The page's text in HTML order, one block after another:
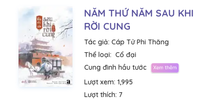
NĂM THỨ NĂM SAU KHI
RỜI CUNG
Tác giả: Cáp Tử Phi Thăng
Thể loại: Cổ đại
Cung đình hầu tước
Lượt xem: 1,995
Lượt thích: 7